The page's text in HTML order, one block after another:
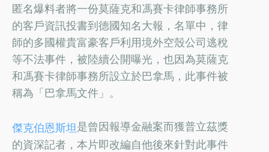
匿名爆料者將一份莫薩克和馮賽卡律師事務所
的客戶資訊投書到德國知名大報，名單中，律
師的多國權貴富豪客戶利用境外空殼公司逃稅
等不法事件，被陸續公開曝光，也因為莫薩克
和馮賽卡律師事務所設立於巴拿馬，此事件被
稱為「巴拿馬文件」。
傑克伯恩斯坦是曾因報導金融案而獲普立茲獎
的資深記者，本片即改編自他後來針對此事件